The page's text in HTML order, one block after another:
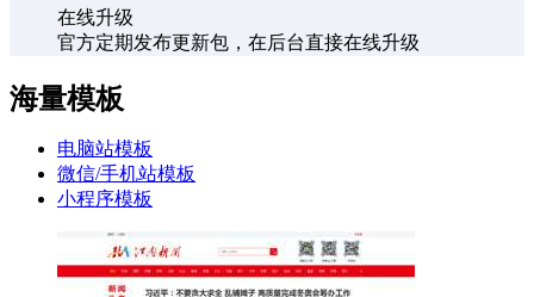
在线升级
官方定期发布更新包，在后台直接在线升级
海量模板
电脑站模板
微信/手机站模板
小程序模板